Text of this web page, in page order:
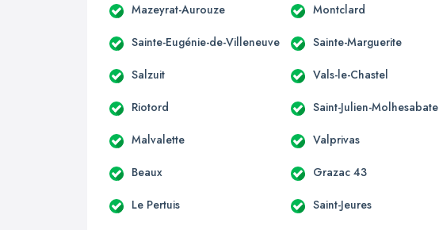
Mazeyrat-Aurouze Montclard
Sainte-Eugénie-de-Villeneuve Sainte-Marguerite
Salzuit Vals-le-Chastel
Riotord Saint-Julien-Molhesabate
Malvalette Valprivas
Beaux Grazac 43
Le Pertuis Saint-Jeures